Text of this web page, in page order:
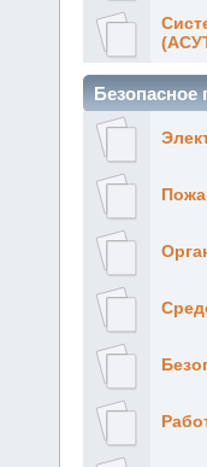
Безопасное